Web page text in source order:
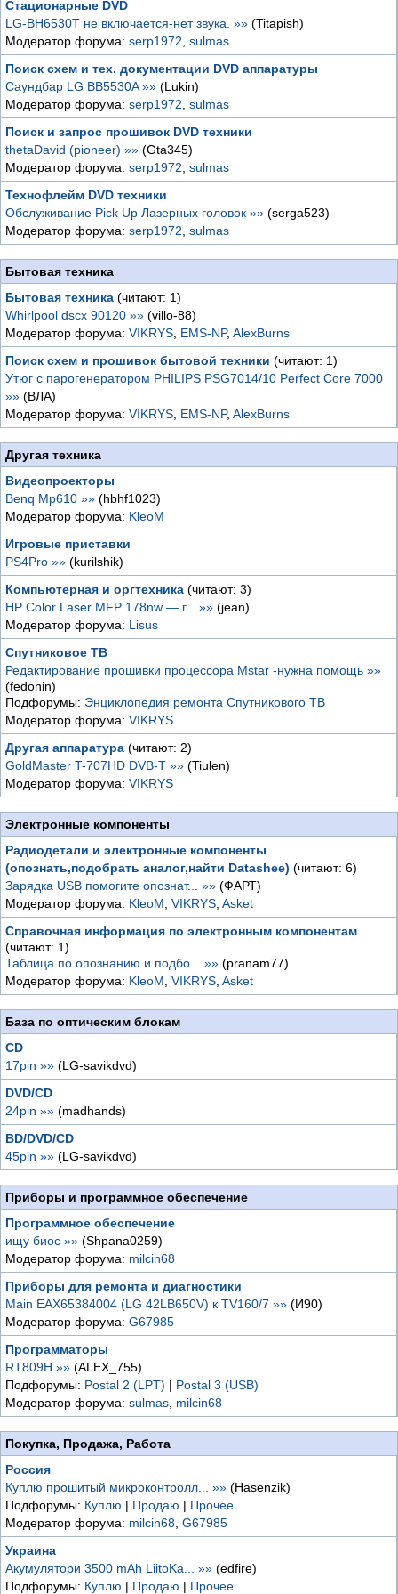
Стационарные DVD
LG-BH6530T не включается-нет звука. »» (Titapish)
Модератор форума: serp1972 sulmas
Поиск схем и тех. документации DVD аппаратуры
Саундбар LG BB5530A »» (Lukin)
Модератор форума: serp1972 sulmas
Поиск и запрос прошивок DVD техники
thetaDavid (pioneer) »» (Gta345)
Модератор форума: serp1972 sulmas
Технофлейм DVD техники
Обслуживание Pick Up Лазерных головок »» (serga523)
Модератор форума: serp1972 sulmas
Бытовая техника
Бытовая техника (читают: 1)
Whirlpool dscx 90120 »» (villo-88)
Модератор форума: VIKRYS EMS-NP, AlexBurns
Поиск схем и прошивок бытовой техники (читают: 1)
Утюг с парогенератором PHILIPS PSG7014/10 Perfect Core 7000
»» (ВЛА)
Модератор форума: VIKRYS EMS-NP, AlexBurns
Другая техника
Видеопроекторы
Benq Mp610 »» (hbhf1023)
Модератор форума: KleoM
Игровые приставки
PS4Pro »» (kurilshik)
Компьютерная и оргтехника (читают: 3)
HP Color Laser MFP 178nw — г... »» (jean)
Модератор форума: Lisus
Спутниковое ТВ
Редактирование прошивки процессора Mstar -нужна помощь »»
(fedonin)
Подфорумы: Энциклопедия ремонта Спутникового ТВ
Модератор форума: VIKRYS
Другая аппаратура (читают: 2)
GoldMaster T-707HD DVB-T »» (Tiulen)
Модератор форума: VIKRYS
Электронные компоненты
Радиодетали и электронные компоненты
(опознать,подобрать аналог,найти Datashee) (читают: 6)
Зарядка USB помогите опознат... »» (ФАРТ)
Модератор форума: KleoM VIKRYS Asket
Справочная информация по электронным компонентам
(читают: 1)
Таблица по опознанию и подбо... »» (pranam77)
Модератор форума: KleoM VIKRYS Asket
База по оптическим блокам
CD
17pin »» (LG-savikdvd)
DVD/CD
24pin »» (madhands)
BD/DVD/CD
45pin »» (LG-savikdvd)
Приборы и программное обеспечение
Программное обеспечение
ищу биос »» (Shpana0259)
Модератор форума: milcin68
Приборы для ремонта и диагностики
Main EAX65384004 (LG 42LB650V) к TV160/7 »» (И90)
Модератор форума: G67985
Программаторы
RT809H »» (ALEX_755)
Подфорумы: Postal 2 (LPT) | Postal 3 (USB)
Модератор форума: sulmas milcin68
Покупка, Продажа, Работа
Россия
Куплю прошитый микроконтролл... »» (Hasenzik)
Подфорумы: Куплю | Продаю | Прочее
Модератор форума: milcin68 G67985
Украина
Акумулятори 3500 mAh LiitoKa... »» (edfire)
Подфорумы: Куплю | Продаю | Прочее